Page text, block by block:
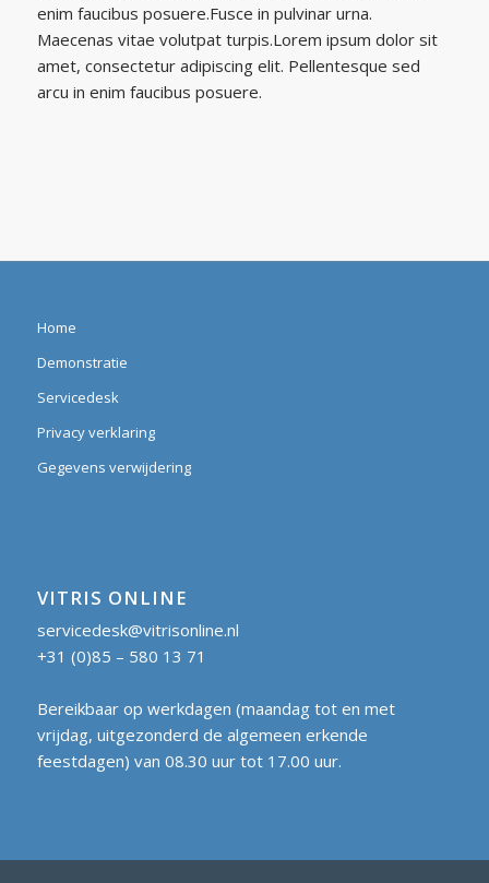
enim faucibus posuere.Fusce in pulvinar urna.
Maecenas vitae volutpat turpis.Lorem ipsum dolor sit
amet, consectetur adipiscing elit. Pellentesque sed
arcu in enim faucibus posuere.
Home
Demonstratie
Servicedesk
Privacy verklaring
Gegevens verwijdering
VITRIS ONLINE
servicedesk@vitrisonline.nl
+31 (0)85 – 580 13 71
Bereikbaar op werkdagen (maandag tot en met
vrijdag, uitgezonderd de algemeen erkende
feestdagen) van 08.30 uur tot 17.00 uur.